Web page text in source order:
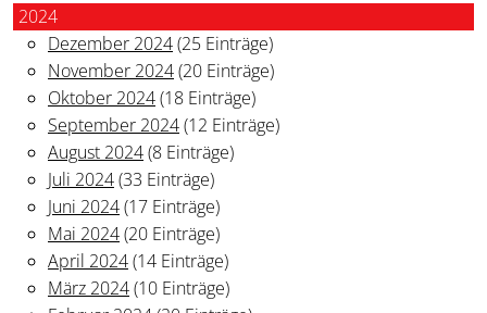
2024
Dezember 2024(25 Einträge)
November 2024(20 Einträge)
Oktober 2024(18 Einträge)
September 2024(12 Einträge)
August 2024(8 Einträge)
Juli 2024(33 Einträge)
Juni 2024(17 Einträge)
Mai 2024(20 Einträge)
April 2024(14 Einträge)
März 2024(10 Einträge)